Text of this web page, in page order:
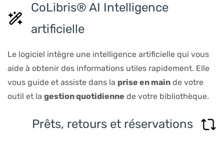
CoLibris® AI Intelligence
artificielle
Le logiciel intègre une intelligence artificielle qui vous
aide à obtenir des informations utiles rapidement. Elle
vous guide et assiste dans la prise en main de votre
outil et la gestion quotidienne de votre bibliothèque.
Prêts, retours et réservations